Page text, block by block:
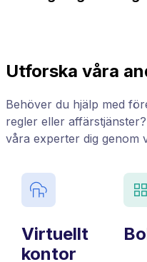
Utforska våra
Behöver du hjälp med
regler eller
våra experter dig genom
Virtuellt
kontor